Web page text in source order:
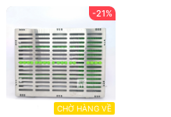
-21%
CHỜ HÀNG VỀ